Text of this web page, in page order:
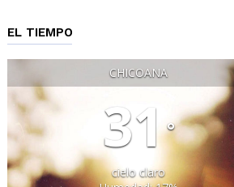
EL TIEMPO
CHICOANA
31°
cielo claro